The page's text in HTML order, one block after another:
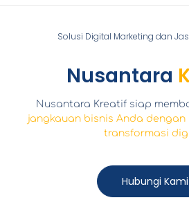
Solusi Digital Marketing dan
Nusantara
Nusantara Kreatif siap
jangkauan bisnis Anda
transformasi
Hubungi Kami